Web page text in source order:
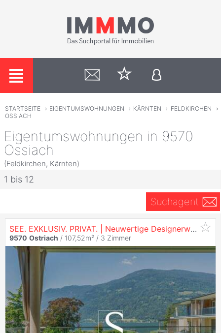
STARTSEITE › EIGENTUMSWOHNUNGEN › KÄRNTEN › FELDKIRCHEN
›
OSSIACH
Eigentumswohnungen in 9570
Ossiach
(Feldkirchen, Kärnten)
1 bis 12
Suchagent
SEE. EXKLUSIV. PRIVAT. | Neuwertige Designerwohnung direkt am Ossiachersee | Eigener Seezugang
9570 Ostriach / 107,52m² / 3 Zimmer